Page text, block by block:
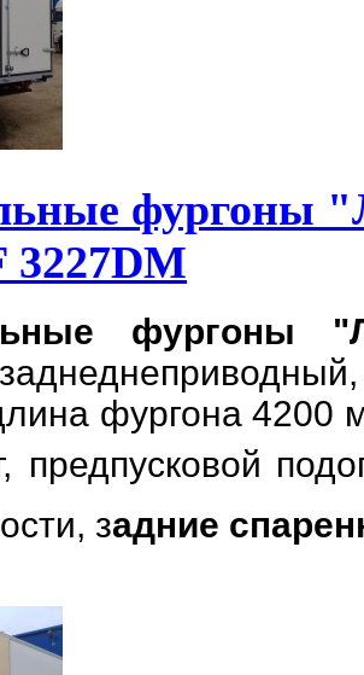
фургоны
3227DM
фургоны
фургона 4200
предпусковой
задние